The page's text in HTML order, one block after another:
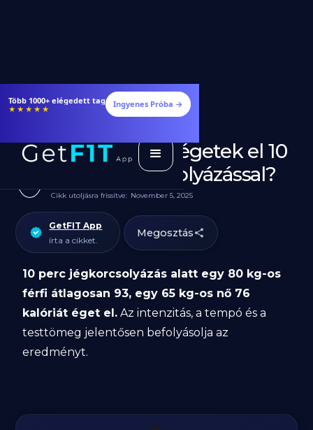
Több 1000+ elégedett tag
★★★★★ Ingyenes Próba →
Hány kalóriát égetek el 10
perc jégkorcsolyázással?
Cikk utoljásra frissítve: November 5, 2025
GetFIT App
írta a cikket.
Megosztás
10 perc jégkorcsolyázás alatt egy 80 kg-os
férfi átlagosan 93, egy 65 kg-os nő 76
kalóriát éget el. Az intenzitás, a tempó és a
testtömeg jelentősen befolyásolja az
eredményt.